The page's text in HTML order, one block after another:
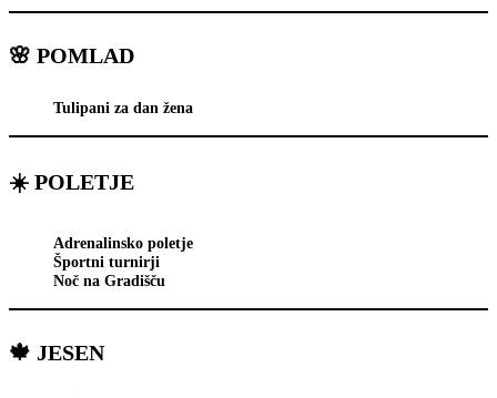
🌸 POMLAD
Tulipani za dan žena
☀️ POLETJE
Adrenalinsko poletje
Športni turnirji
Noč na Gradišču
🍁 JESEN